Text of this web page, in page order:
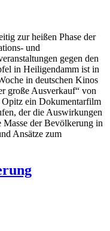
zur heißen Phase der
und
gegen den
in Heiligendamm ist in
in deutschen Kinos
große Ausverkauf“ von
ein Dokumentarfilm
der die Auswirkungen
der Bevölkerung in
Ansätze zum